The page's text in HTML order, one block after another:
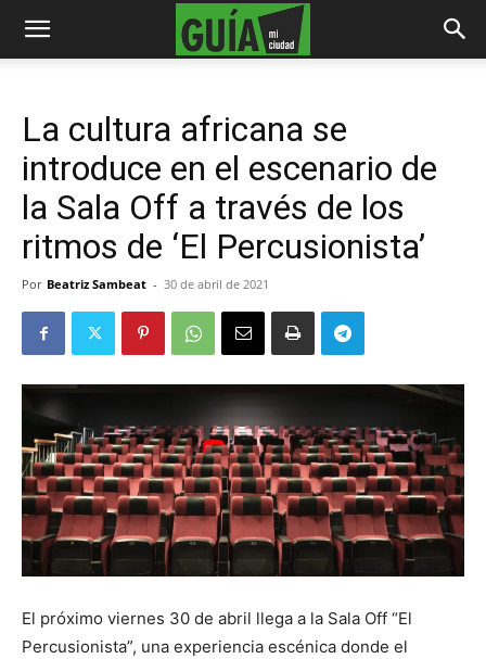
La cultura africana se
introduce en el escenario de
la Sala Off a través de los
ritmos de ‘El Percusionista’
Por Beatriz Sambeat - 30 de abril de 2021
El próximo viernes 30 de abril llega a la Sala Off “El
Percusionista”, una experiencia escénica donde el